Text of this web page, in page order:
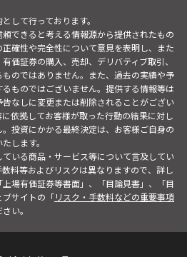
して行っております。
できると考える情報源から提供されたもの
確性や完全性について意見を表明し、また
価証券の購入、売却、デリバティブ取引、
のではありません。また、過去の実績や予
ものではございません。提供する情報等は
なしに変更または削除されることがござい
依拠してお客様が取った行動の結果に対し
投資にかかる最終決定は、お客様ご自身の
します。
いる商品・サービス等について言及してい
料等およびリスクは異なりますので、詳し
場有価証券等書面」、「目論見書」、「目
ブサイトの「リスク・手数料などの重要事項
い。